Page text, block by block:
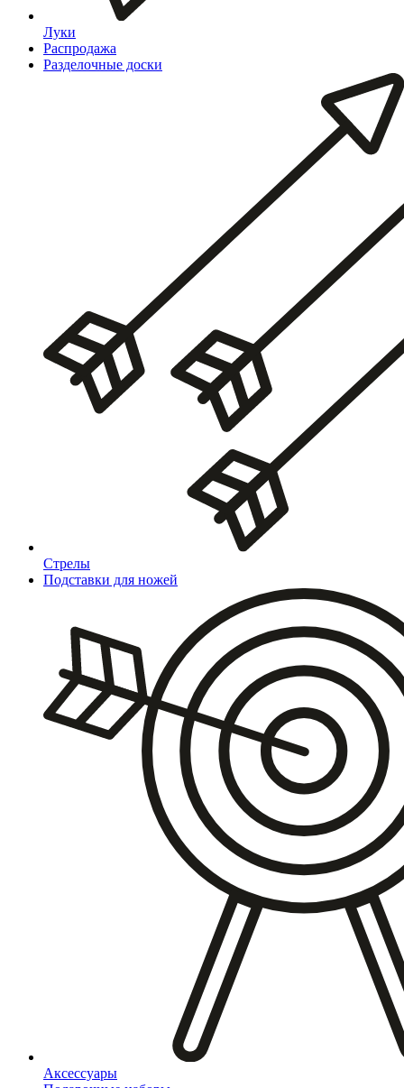
Луки
Распродажа
Разделочные доски
Стрелы
Подставки для ножей
Аксессуары